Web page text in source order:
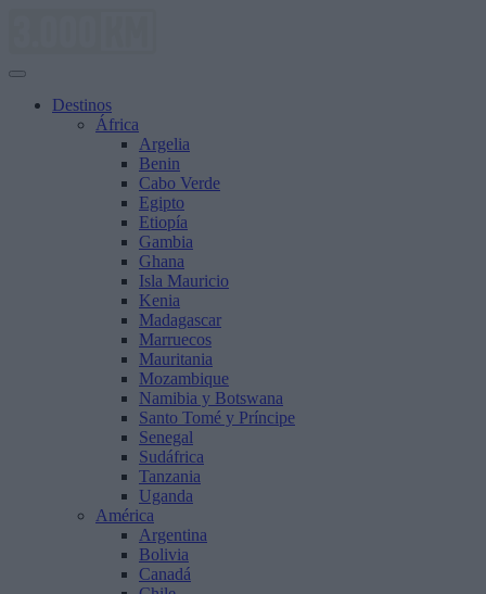
Destinos
África
Argelia
Benin
Cabo Verde
Egipto
Etiopía
Gambia
Ghana
Isla Mauricio
Kenia
Madagascar
Marruecos
Mauritania
Mozambique
Namibia y Botswana
Santo Tomé y Príncipe
Senegal
Sudáfrica
Tanzania
Uganda
América
Argentina
Bolivia
Canadá